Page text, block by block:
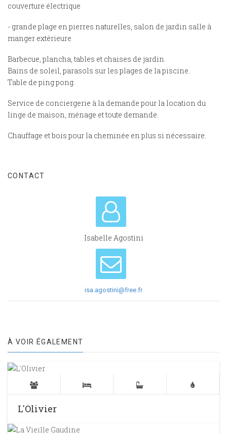
couverture électrique
- grande plage en pierres naturelles, salon de jardin salle à
manger extérieure
Barbecue, plancha, tables et chaises de jardin.
Bains de soleil, parasols sur les plages de la piscine.
Table de ping pong.
Service de conciergerie à la demande pour la location du
linge de maison, ménage et toute demande.
Chauffage et bois pour la cheminée en plus si nécessaire.
CONTACT
Isabelle Agostini
isa.agostini@free.fr
À VOIR ÉGALEMENT
L'Olivier